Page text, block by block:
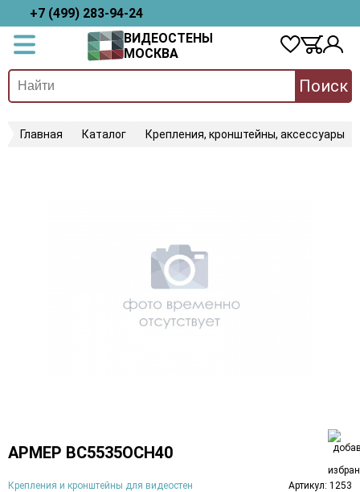
+7 (499) 283-94-24
ВИДЕОСТЕНЫ
МОСКВА
Поиск
Главная Каталог Крепления, кронштейны, аксессуары
АРМЕР ВС5535ОСН40
Крепления и кронштейны для видеостен Артикул: 1253